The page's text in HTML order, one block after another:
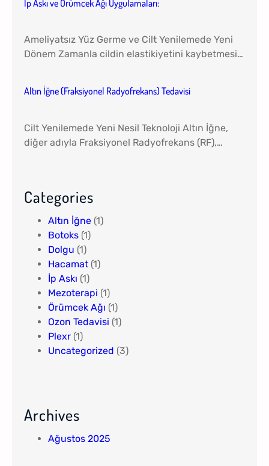
İp Askı ve Örümcek Ağı Uygulamaları:
Ameliyatsız Yüz Germe ve Cilt Yenilemede Yeni
Dönem Zamanla cildin elastikiyetini kaybetmesi…
Altın İğne (Fraksiyonel Radyofrekans) Tedavisi
Cilt Yenilemede Yeni Nesil Teknoloji Altın İğne,
diğer adıyla Fraksiyonel Radyofrekans (RF),…
Categories
Altın İğne (1)
Botoks (1)
Dolgu (1)
Hacamat (1)
İp Askı (1)
Mezoterapi (1)
Örümcek Ağı (1)
Ozon Tedavisi (1)
Plexr (1)
Uncategorized (3)
Archives
Ağustos 2025